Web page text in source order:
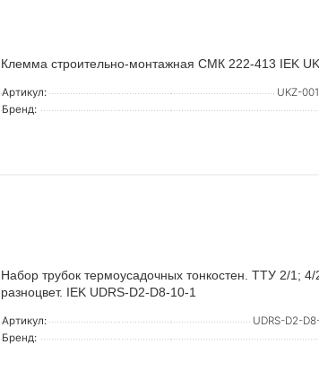
Клемма строительно-монтажная СМК 222-413 IEK
Артикул:
UKZ-
Бренд:
Набор трубок термоусадочных тонкостен. ТТУ 2/1;
разноцвет. IEK UDRS-D2-D8-10-1
Артикул:
UDRS-D2-
Бренд: